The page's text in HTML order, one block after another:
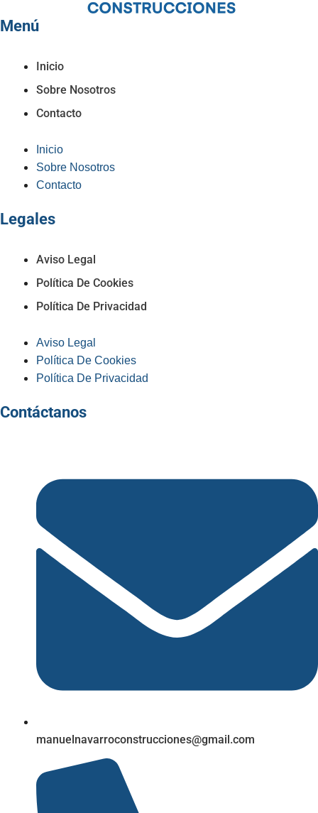
Menú
Inicio
Sobre Nosotros
Contacto
Inicio
Sobre Nosotros
Contacto
Legales
Aviso Legal
Política De Cookies
Política De Privacidad
Aviso Legal
Política De Cookies
Política De Privacidad
Contáctanos
manuelnavarroconstrucciones@gmail.com